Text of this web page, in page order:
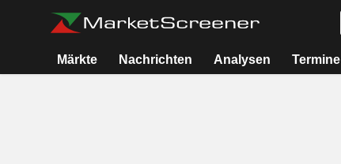
Märkte Nachrichten Analysen Termine